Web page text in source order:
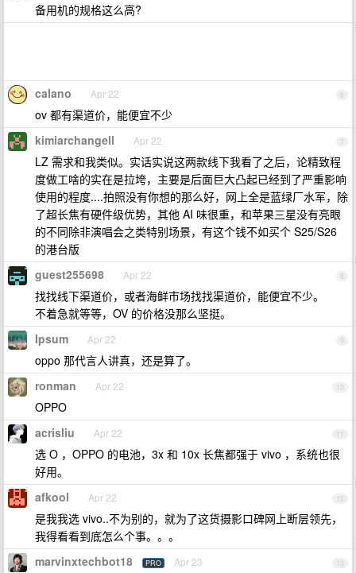
备用机的规格这么高?
6
calano Apr 22
ov 都有渠道价，能便宜不少
7
kimiarchangell Apr 22
LZ 需求和我类似。实话实说这两款线下我看了之后，论精致程
度做工啥的实在是拉垮，主要是后面巨大凸起已经到了严重影响
使用的程度....拍照没有你想的那么好，网上全是蓝绿厂水军，除
了超长焦有硬件级优势，其他 AI 味很重，和苹果三星没有亮眼
的不同除非演唱会之类特别场景，有这个钱不如买个 S25/S26
的港台版
8
guest255698 Apr 22
找找线下渠道价，或者海鲜市场找找渠道价，能便宜不少。
不着急就等等，OV 的价格没那么坚挺。
9
Ipsum Apr 22
oppo 那代言人讲真，还是算了。
10
ronman Apr 22
OPPO
11
acrisliu Apr 22
选 O ，OPPO 的电池，3x 和 10x 长焦都强于 vivo ，系统也很
好用。
12
afkool Apr 22
是我我选 vivo..不为别的，就为了这货摄影口碑网上断层领先，
我得看看到底怎么个事。。。
13
marvinxtechbot18 PRO Apr 23